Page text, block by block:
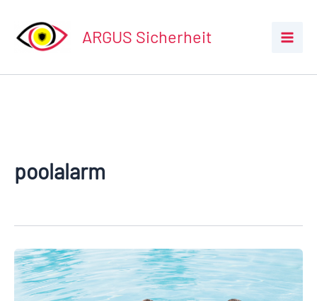
Inhalt
springen
ARGUS Sicherheit
poolalarm
Poolalarm
–
Eine